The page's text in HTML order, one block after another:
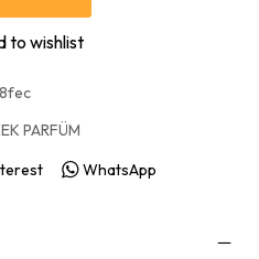
to wishlist
PARFÜM
WhatsApp